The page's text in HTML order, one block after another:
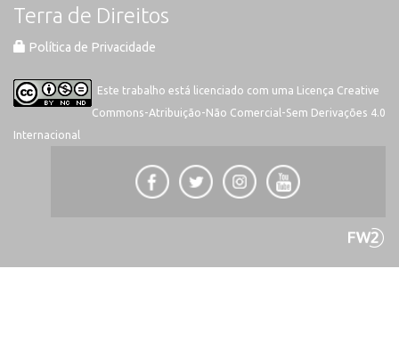
Terra de Direitos
Política de Privacidade
Este trabalho está licenciado com uma Licença Creative
Commons-Atribuição-Não Comercial-Sem Derivações 4.0
Internacional